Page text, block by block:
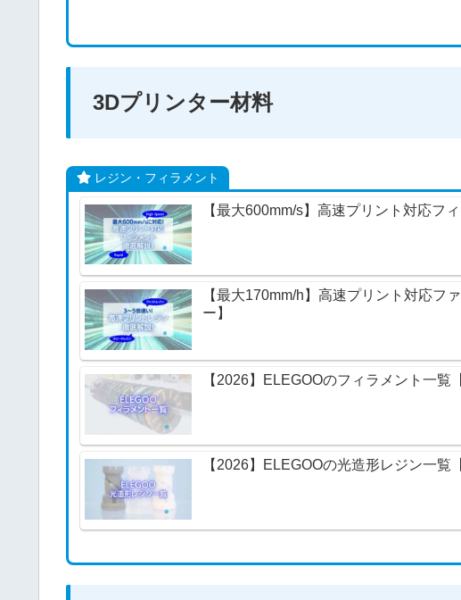
3Dプリンター材料
レジン・フィラメント
【最大600mm/s】高速プリント対応フ
【最大170mm/h】高速プリント対応フ
ー】
【2026】ELEGOOのフィラメント一覧
【2026】ELEGOOの光造形レジン一覧